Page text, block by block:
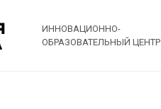
ИННОВАЦИОННО-
ОБРАЗОВАТЕЛЬНЫЙ ЦЕНТР